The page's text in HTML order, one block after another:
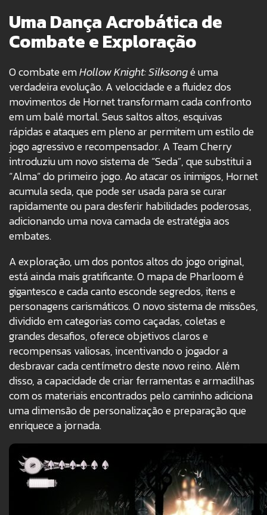
Uma Dança Acrobática de
Combate e Exploração
O combate emHollow Knight: Silksongé uma
verdadeira evolução. A velocidade e a fluidez dos
movimentos de Hornet transformam cada confronto
em um balé mortal. Seus saltos altos, esquivas
rápidas e ataques em pleno ar permitem um estilo de
jogo agressivo e recompensador. A Team Cherry
introduziu um novo sistema de “Seda”, que substitui a
“Alma” do primeiro jogo. Ao atacar os inimigos, Hornet
acumula seda, que pode ser usada para se curar
rapidamente ou para desferir habilidades poderosas,
adicionando uma nova camada de estratégia aos
embates.
A exploração, um dos pontos altos do jogo original,
está ainda mais gratificante. O mapa de Pharloom é
gigantesco e cada canto esconde segredos, itens e
personagens carismáticos. O novo sistema de missões,
dividido em categorias como caçadas, coletas e
grandes desafios, oferece objetivos claros e
recompensas valiosas, incentivando o jogador a
desbravar cada centímetro deste novo reino. Além
disso, a capacidade de criar ferramentas e armadilhas
com os materiais encontrados pelo caminho adiciona
uma dimensão de personalização e preparação que
enriquece a jornada.